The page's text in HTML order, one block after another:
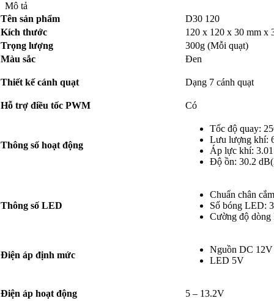
Mô tả
Tên sản phẩm
D30 120
Kích thước
120 x 120 x 30 mm x
Trọng lượng
300g (Mỗi quạt)
Màu sắc
Đen
Thiết kế cánh quạt Dạng 7 cánh quạt
Hỗ trợ điều tốc PWM Có
Thông số hoạt động
Tốc độ quay:
Lưu lượng khí:
Áp lực khí:
Độ ồn: 30.2
Thông số LED
Chuẩn chân
Số bóng LED:
Cường độ
Điện áp định mức
Nguồn DC 12V
LED 5V
Điện áp hoạt động 5 – 13.2V